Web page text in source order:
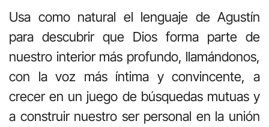
Usa como natural el lenguaje de Agustín
para descubrir que Dios forma parte de
nuestro interior más profundo, llamándonos,
con la voz más íntima y convincente, a
crecer en un juego de búsquedas mutuas y
a construir nuestro ser personal en la unión